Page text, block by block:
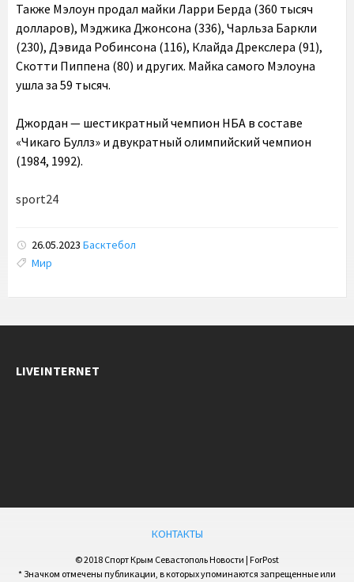
Также Мэлоун продал майки Ларри Берда (360 тысяч
долларов), Мэджика Джонсона (336), Чарльза Баркли
(230), Дэвида Робинсона (116), Клайда Дрекслера (91),
Скотти Пиппена (80) и других. Майка самого Мэлоуна
ушла за 59 тысяч.
Джордан — шестикратный чемпион НБА в составе
«Чикаго Буллз» и двукратный олимпийский чемпион
(1984, 1992).
sport24
26.05.2023 Басктебол
Tags:
Мир
LIVEINTERNET
КОНТАКТЫ
© 2018 Спорт Крым Севастополь Новости | ForPost
* Значком отмечены публикации, в которых упоминаются запрещенные или